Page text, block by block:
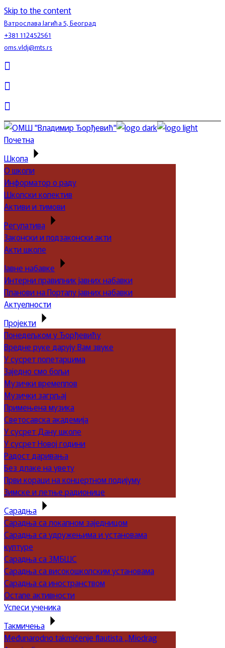
Skip to the content
Ватрослава Јагића 5, Београд
+381 112452561
oms.vldj@mts.rs
Почетна
Школа
О школи
Информатор о раду
Школски колектив
Активи и тимови
Регулатива
Законски и подзаконски акти
Акти школе
Јавне набавке
Интерни правилник јавних набавки
Планови на Порталу јавних набавки
Актуелности
Пројекти
Понедељком у Ђорђевићу
Вредне руке дарују Вам звуке
У сусрет полетарцима
Заједно смо бољи
Музички времеплов
Музички загрљај
Примењена музика
Светосавска академија
У сусрет Дану школе
У сусрет Новој години
Радост даривања
Без длаке на увету
Први кораци на концертном подијуму
Зимске и летње радионице
Сарадња
Сарадња са локалном заједницом
Сарадња са удружењима и установама
културе
Сарадња са ЗМБШС
Сарадња са високошколским установама
Сарадња са иностранством
Остале активности
Успеси ученика
Такмичења
Međunarodno takmičenje flautista „Miodrag